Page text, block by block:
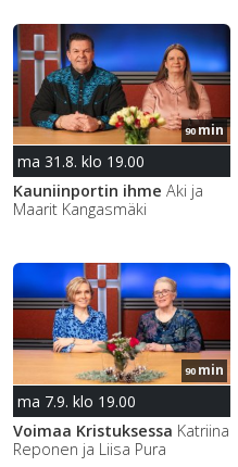
90min
ma 31.8. klo 19.00
Kauniinportin ihme Aki ja
Maarit Kangasmäki
90 min
ma 7.9. klo 19.00
Voimaa Kristuksessa Katriina
Reponen ja Liisa Pura